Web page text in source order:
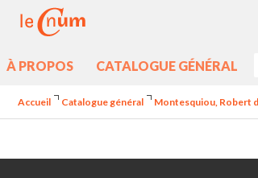
À PROPOS CATALOGUE GÉNÉRAL
Accueil Catalogue général Montesquiou, Robert